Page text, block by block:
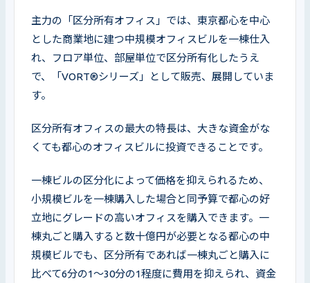
主力の「区分所有オフィス」では、東京都心を中心
とした商業地に建つ中規模オフィスビルを一棟仕入
れ、フロア単位、部屋単位で区分所有化したうえ
で、「VORT®シリーズ」として販売、展開していま
す。
区分所有オフィスの最大の特長は、大きな資金がな
くても都心のオフィスビルに投資できることです。
一棟ビルの区分化によって価格を抑えられるため、
小規模ビルを一棟購入した場合と同予算で都心の好
立地にグレードの高いオフィスを購入できます。一
棟丸ごと購入すると数十億円が必要となる都心の中
規模ビルでも、区分所有であれば一棟丸ごと購入に
比べて6分の1～30分の1程度に費用を抑えられ、資金